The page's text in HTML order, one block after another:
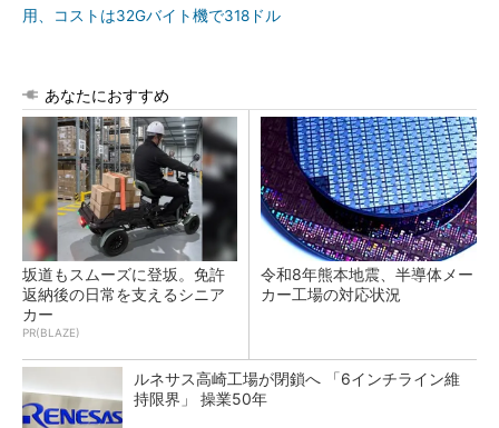
用、コストは32Gバイト機で318ドル
あなたにおすすめ
坂道もスムーズに登坂。免許
返納後の日常を支えるシニア
カー
PR(BLAZE)
令和8年熊本地震、半導体メー
カー工場の対応状況
ルネサス高崎工場が閉鎖へ 「6インチライン維
持限界」 操業50年